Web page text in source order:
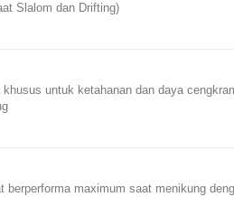
Slalom dan Drifting)
khusus untuk ketahanan dan daya
berperforma maximum saat menikung